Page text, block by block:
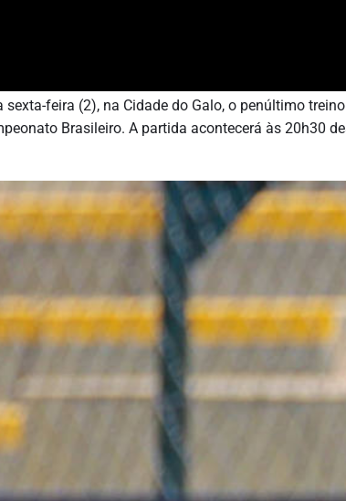
feira (2), na Cidade do Galo, o penúltimo
Brasileiro. A partida acontecerá às 20h30